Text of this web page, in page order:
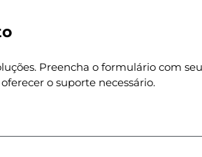
Preencha o formulário com
o suporte necessário.